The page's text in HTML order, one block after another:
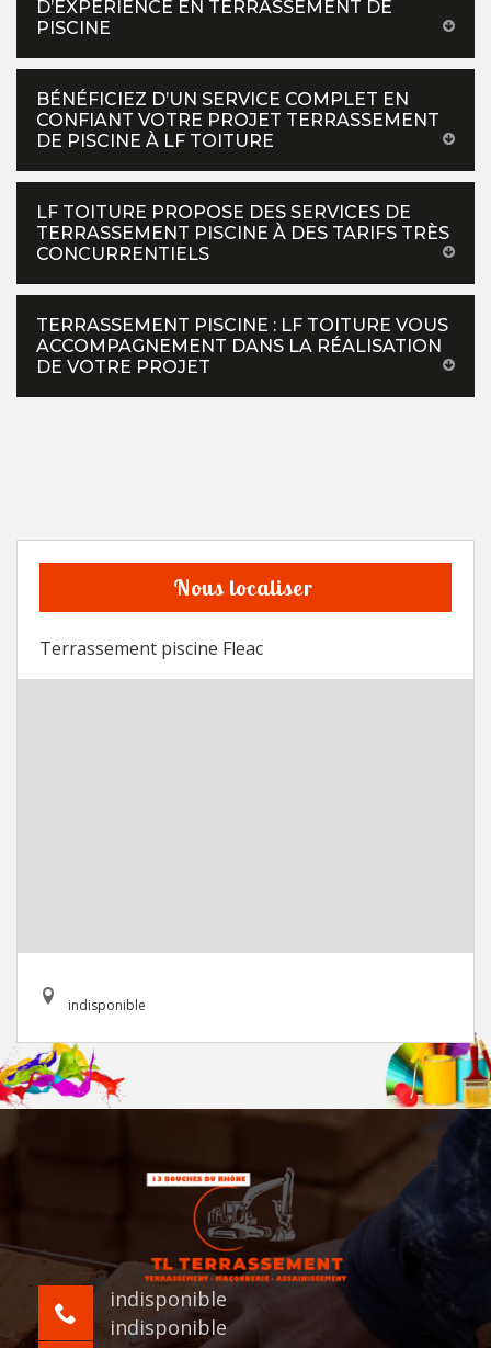
D’EXPÉRIENCE EN TERRASSEMENT DE
PISCINE
BÉNÉFICIEZ D’UN SERVICE COMPLET EN
CONFIANT VOTRE PROJET TERRASSEMENT
DE PISCINE À LF TOITURE
LF TOITURE PROPOSE DES SERVICES DE
TERRASSEMENT PISCINE À DES TARIFS TRÈS
CONCURRENTIELS
TERRASSEMENT PISCINE : LF TOITURE VOUS
ACCOMPAGNEMENT DANS LA RÉALISATION
DE VOTRE PROJET
Nous localiser
Terrassement piscine Fleac
indisponible
indisponible
indisponible